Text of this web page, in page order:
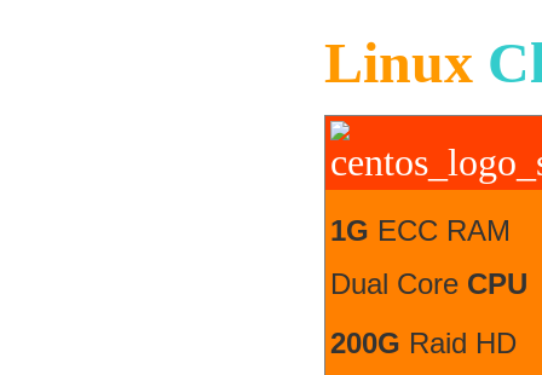
Linux
1G ECC RAM
Dual Core CPU
200G Raid HD